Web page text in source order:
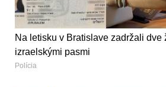
Na letisku v Bratislave zadržali dve
izraelskými pasmi
Polícia